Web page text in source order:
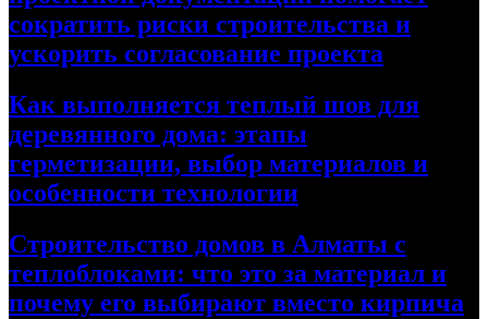
сократить риски строительства и
ускорить согласование проекта
Как выполняется теплый шов для
деревянного дома: этапы
герметизации, выбор материалов и
особенности технологии
Строительство домов в Алматы с
теплоблоками: что это за материал и
почему его выбирают вместо кирпича